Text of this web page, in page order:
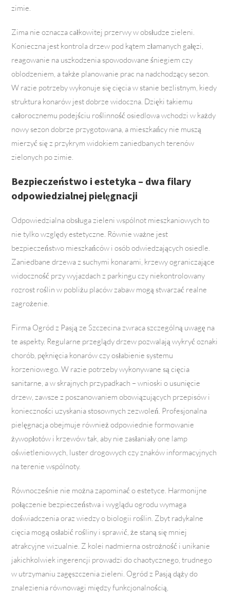
zimie.
Zima nie oznacza całkowitej przerwy w obsłudze zieleni.
Konieczna jest kontrola drzew pod kątem złamanych gałęzi,
reagowanie na uszkodzenia spowodowane śniegiem czy
oblodzeniem, a także planowanie prac na nadchodzący sezon.
W razie potrzeby wykonuje się cięcia w stanie bezlistnym, kiedy
struktura konarów jest dobrze widoczna. Dzięki takiemu
całorocznemu podejściu roślinność osiedlowa wchodzi w każdy
nowy sezon dobrze przygotowana, a mieszkańcy nie muszą
mierzyć się z przykrym widokiem zaniedbanych terenów
zielonych po zimie.
Bezpieczeństwo i estetyka – dwa filary
odpowiedzialnej pielęgnacji
Odpowiedzialna obsługa zieleni wspólnot mieszkaniowych to
nie tylko względy estetyczne. Równie ważne jest
bezpieczeństwo mieszkańców i osób odwiedzających osiedle.
Zaniedbane drzewa z suchymi konarami, krzewy ograniczające
widoczność przy wyjazdach z parkingu czy niekontrolowany
rozrost roślin w pobliżu placów zabaw mogą stwarzać realne
zagrożenie.
Firma Ogród z Pasją ze Szczecina zwraca szczególną uwagę na
te aspekty. Regularne przeglądy drzew pozwalają wykryć oznaki
chorób, pęknięcia konarów czy osłabienie systemu
korzeniowego. W razie potrzeby wykonywane są cięcia
sanitarne, a w skrajnych przypadkach – wnioski o usunięcie
drzew, zawsze z poszanowaniem obowiązujących przepisów i
konieczności uzyskania stosownych zezwoleń. Profesjonalna
pielęgnacja obejmuje również odpowiednie formowanie
żywopłotów i krzewów tak, aby nie zasłaniały one lamp
oświetleniowych, luster drogowych czy znaków informacyjnych
na terenie wspólnoty.
Równocześnie nie można zapominać o estetyce. Harmonijne
połączenie bezpieczeństwa i wyglądu ogrodu wymaga
doświadczenia oraz wiedzy o biologii roślin. Zbyt radykalne
cięcia mogą osłabić rośliny i sprawić, że staną się mniej
atrakcyjne wizualnie. Z kolei nadmierna ostrożność i unikanie
jakichkolwiek ingerencji prowadzi do chaotycznego, trudnego
w utrzymaniu zagęszczenia zieleni. Ogród z Pasją dąży do
znalezienia równowagi między funkcjonalnością,